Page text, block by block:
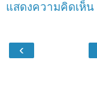
แสดงความคิดเห็น
‹